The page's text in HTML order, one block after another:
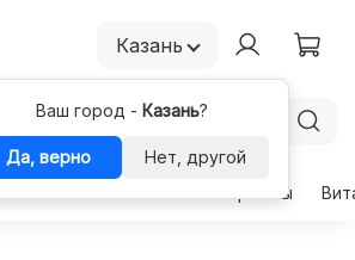
Казань
Ваш город - Казань?
Да, верно
Нет, другой
Гормоны